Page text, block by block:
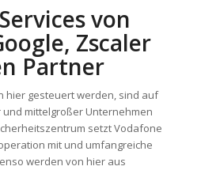
von
Zscaler
Partner
hier gesteuert werden, sind auf
mittelgroßer Unternehmen
setzt Vodafone
mit und umfangreiche
werden von hier aus